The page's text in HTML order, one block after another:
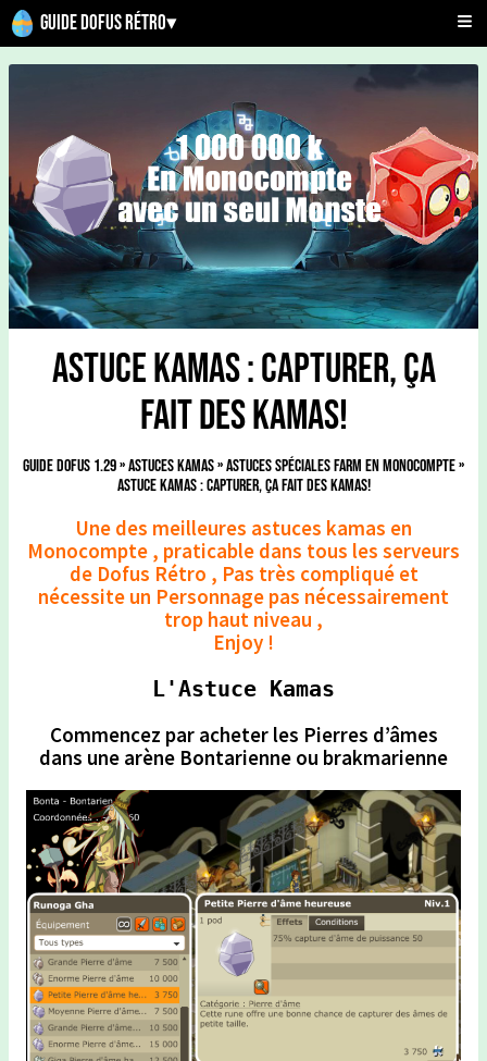
Guide Dofus Rétro▾
Astuce Kamas : Capturer, ça
fait des kamas!
Guide Dofus 1.29»Astuces Kamas»Astuces Spéciales Farm en Monocompte»
Astuce Kamas : Capturer, ça fait des kamas!
Une des meilleures astuces kamas en
Monocompte , praticable dans tous les serveurs
de Dofus Rétro , Pas très compliqué et
nécessite un Personnage pas nécessairement
trop haut niveau ,
Enjoy !
L'Astuce Kamas
Commencez par acheter les Pierres d’âmes
dans une arène Bontarienne ou brakmarienne